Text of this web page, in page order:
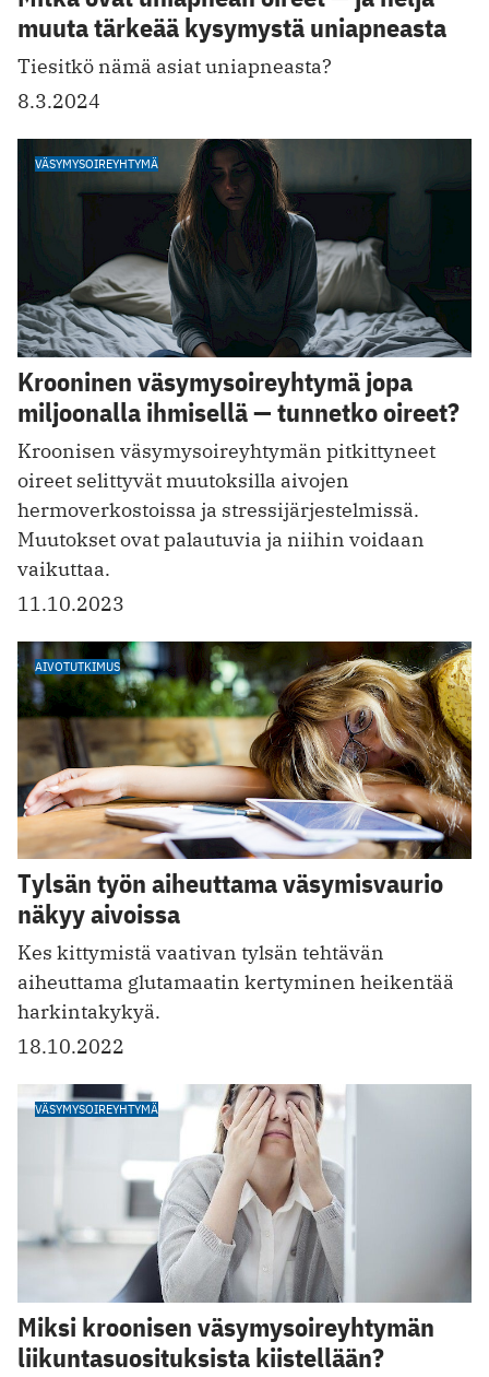
muuta tärkeää kysymystä uniapneasta
Tiesitkö nämä asiat uniapneasta?
8.3.2024
VÄSYMYSOIREYHTYMÄ
Krooninen väsymysoireyhtymä jopa
miljoonalla ihmisellä — tunnetko oireet?
Kroonisen väsymysoireyhtymän pitkittyneet
oireet selittyvät muutoksilla aivojen
hermoverkostoissa ja stressijärjestelmissä.
Muutokset ovat palautuvia ja niihin voidaan
vaikuttaa.
11.10.2023
AIVOTUTKIMUS
Tylsän työn aiheuttama väsymisvaurio
näkyy aivoissa
Kes kittymistä vaativan tylsän tehtävän
aiheuttama glutamaatin kertyminen heikentää
harkintakykyä.
18.10.2022
VÄSYMYSOIREYHTYMÄ
Miksi kroonisen väsymysoireyhtymän
liikuntasuosituksista kiistellään?